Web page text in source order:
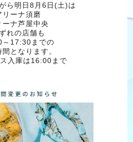
ら明日8月6日(土)は
リーナ須磨
ーナ芦屋中央
れの店舗も
～17:30までの
となります。
入庫は16:00まで